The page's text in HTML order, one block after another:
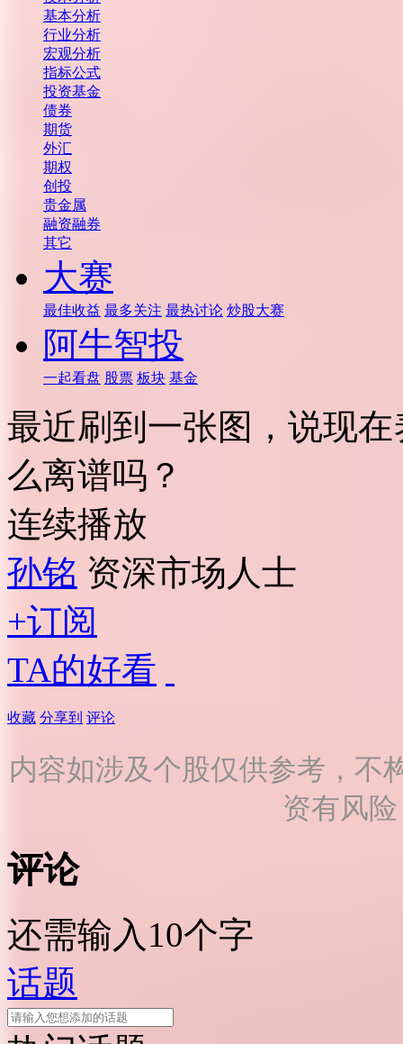
基本分析
行业分析
宏观分析
指标公式
投资基金
债券
期货
外汇
期权
创投
贵金属
融资融券
其它
大赛
最佳收益 最多关注 最热讨论 炒股大赛
阿牛智投
一起看盘 股票 板块 基金
最近刷到一张图，说现
么离谱吗？
连续播放
孙铭 资深市场人士
+订阅
TA的好看
收藏 分享到 评论
内容如涉及个股仅供参考，不
资有风
评论
还需输入10个字
话题